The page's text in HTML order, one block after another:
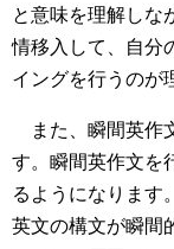
と意味を理解しな
情移入して、自分
イングを行うのが
また、瞬間英作
す。瞬間英作文を
るようになります
英文の構文が瞬間